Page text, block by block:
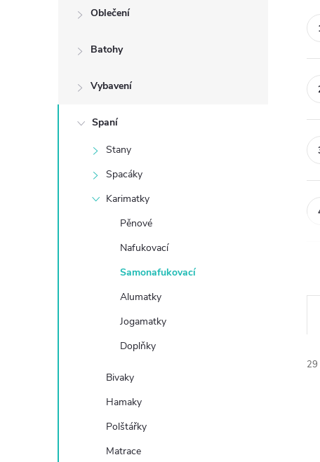
a
Oblečení
Batohy
Vybavení
Spaní
Stany
Spacáky
Karimatky
Pěnové
Nafukovací
Samonafukovací
Alumatky
Jogamatky
Doplňky
Bivaky
Hamaky
Polštářky
Matrace
a29